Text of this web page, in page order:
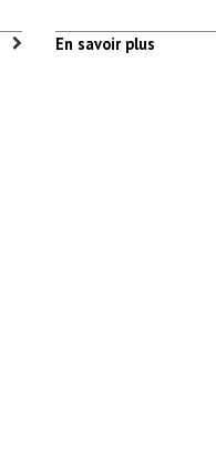
En savoir plus